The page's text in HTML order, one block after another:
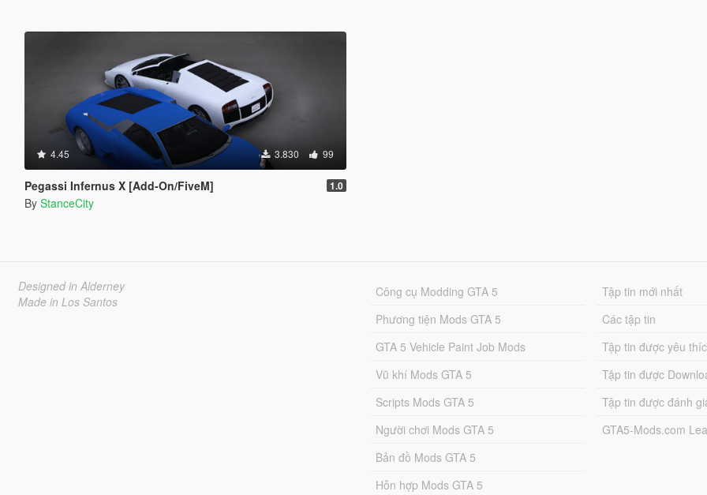
4.45 3.830 99
Pegassi Infernus X [Add-On/FiveM] 1.0
By StanceCity
Designed in Alderney
Made in Los Santos
Công cụ Modding GTA 5
Phương tiện Mods GTA 5
GTA 5 Vehicle Paint Job Mods
Vũ khí Mods GTA 5
Scripts Mods GTA 5
Người chơi Mods GTA 5
Bản đồ Mods GTA 5
Hỗn hợp Mods GTA 5
Tập tin mới nhất
Các tập tin
Tập tin được yêu
Tập tin được
Tập tin được đánh
GTA5-Mods.com